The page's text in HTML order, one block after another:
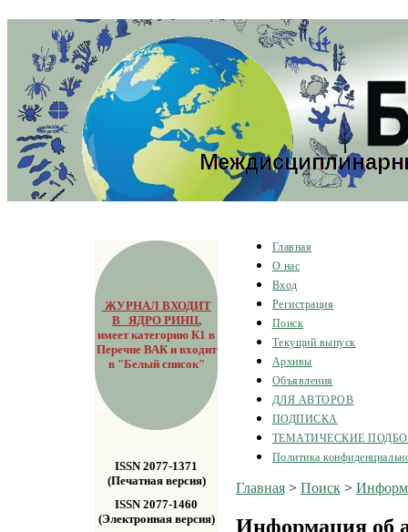
ЖУРНАЛ ВХОДИТ
В ЯДРО РИНЦ,
имеет категорию К1 в
Перечне ВАК и входит
в "Белый список"
ISSN 2077-1371
(Печатная версия)
ISSN 2077-1460
(Электронная версия)
Главная
О нас
Вход
Регистрация
Поиск
Текущий выпуск
Архивы
Объявления
ДЛЯ АВТОРОВ
ПОДПИСКА
ТЕМАТИЧЕСКИЕ
Политика
Главная> Поиск>
Информация об